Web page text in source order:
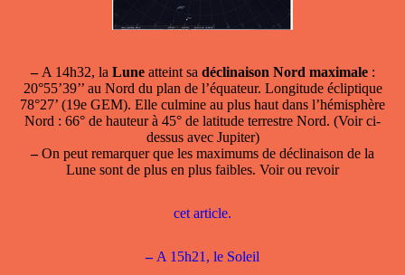
–A 14h32, la Luneatteint sa déclinaison Nord maximale:
20°55’39’’ au Nord du plan de l’équateur. Longitude écliptique
78°27’ (19e GEM). Elle culmine au plus haut dans l’hémisphère
Nord : 66° de hauteur à 45° de latitude terrestre Nord. (Voir ci-
dessus avec Jupiter)
–On peut remarquer que les maximums de déclinaison de la
Lune sont de plus en plus faibles. Voir ou revoir
cet article.
–A 15h21, le Soleil